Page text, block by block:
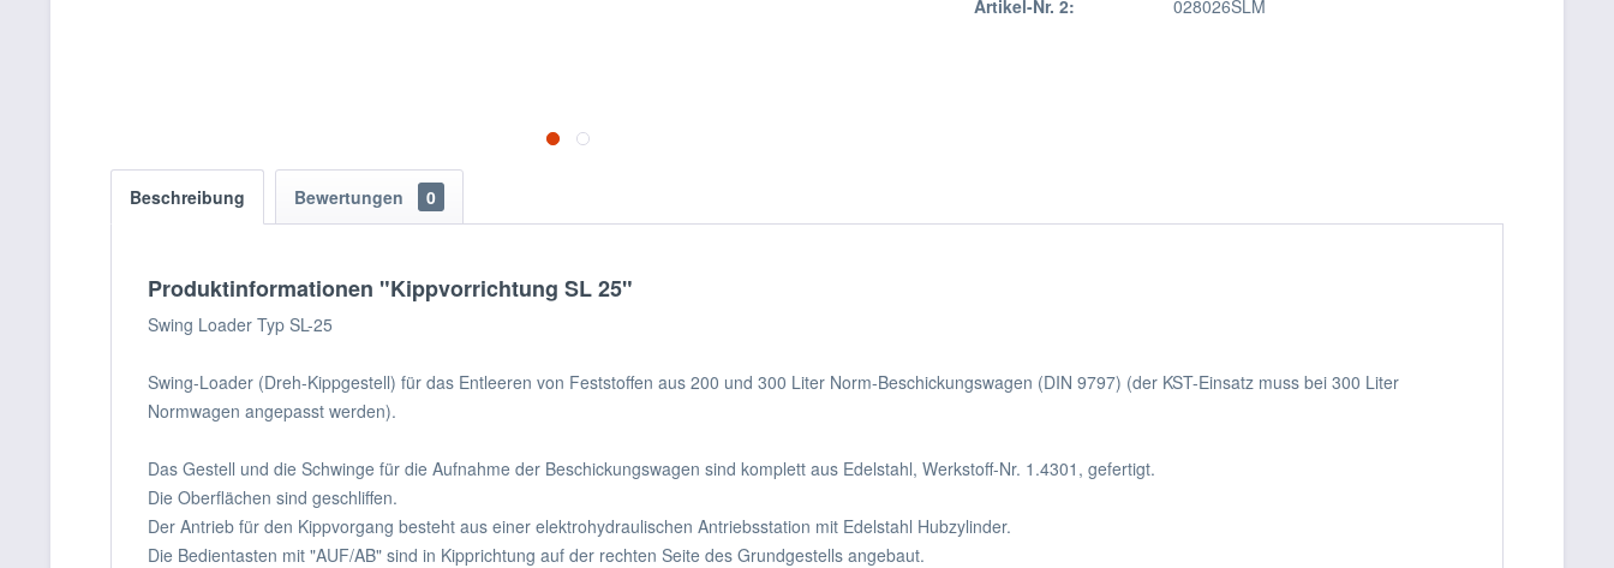
Artikel-Nr. 2:
028026SLM
Beschreibung Bewertungen 0
Produktinformationen "Kippvorrichtung SL 25"
Swing Loader Typ SL-25
Swing-Loader (Dreh-Kippgestell) für das Entleeren von Feststoffen aus 200 und 300 Liter Norm-Beschickungswagen (DIN 9797) (der KST-Einsatz muss bei 300 Liter
Normwagen angepasst werden).
Das Gestell und die Schwinge für die Aufnahme der Beschickungswagen sind komplett aus Edelstahl, Werkstoff-Nr. 1.4301, gefertigt.
Die Oberflächen sind geschliffen.
Der Antrieb für den Kippvorgang besteht aus einer elektrohydraulischen Antriebsstation mit Edelstahl Hubzylinder.
Die Bedientasten mit "AUF/AB" sind in Kipprichtung auf der rechten Seite des Grundgestells angebaut.